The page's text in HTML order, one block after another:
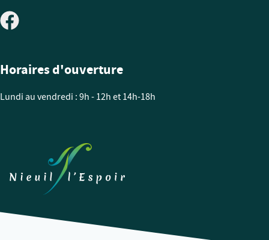
Horaires d'ouverture
Lundi au vendredi : 9h - 12h et 14h-18h